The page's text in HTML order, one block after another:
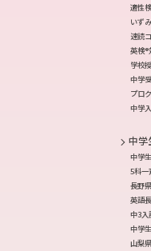
適性
いず
速読
英検®
学校
中学
プロ
中学
中学
中学
5科一
長野
英語
中3入
中学
山梨